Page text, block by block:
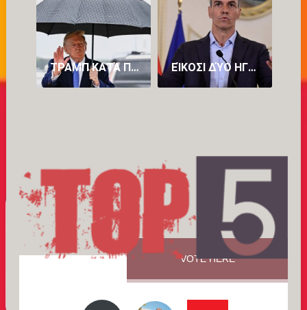
ΤΡΑΜΠ ΚΑΤΆ ΠΕΤΡΕΛΑΪΚΏΝ: «ΒΓΆΖΟΥΝ ΥΠΕΡΒΟΛΙΚΆ ΠΟΛΛΆ ΧΡΉΜΑΤΑ» ΕΊΚΟΣΙ ΔΎΟ ΗΓΈΤΕΣ ΚΡΑΤΏΝ-ΜΕΛΏΝ ΤΗΣ ΕΥΡΏΠΗΣ ΕΝΑΝΤΊΟΝ ΤΟΥ ΠΈΔΡΟ ΣΆΝΤΣΕΘ
VOTE HERE